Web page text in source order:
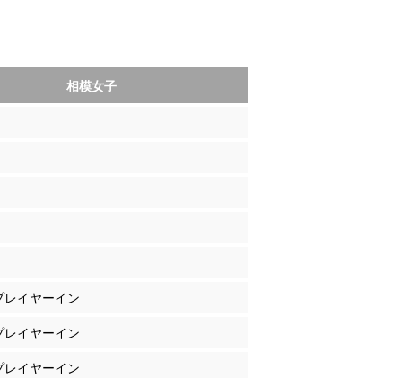
相模女子
イヤーイン
イヤーイン
イヤーイン